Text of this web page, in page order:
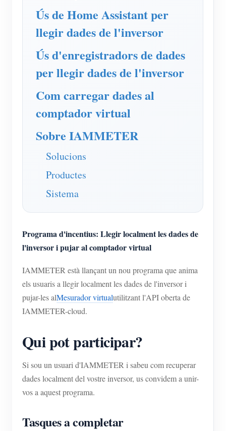
Aplicacions
Monitor de consum d'electricitat
Sistema de control de calefacció fotovoltaica
Domòtica
Monitorització energètica de fàbrica
Contacte
Sobre nosaltres
Ús de Home Assistant per
llegir dades de l'inversor
Ús d'enregistradors de dades
per llegir dades de l'inversor
Com carregar dades al
comptador virtual
Sobre IAMMETER
Solucions
Productes
Sistema
Programa d'incentius: Llegir localment les dades de
l'inversor i pujar al comptador virtual
IAMMETER està llançant un nou programa que anima
els usuaris a llegir localment les dades de l'inversor i
pujar-les alMesurador virtualutilitzant l'API oberta de
IAMMETER-cloud.
Qui pot participar?
Si sou un usuari d'IAMMETER i sabeu com recuperar
dades localment del vostre inversor, us convidem a unir-
vos a aquest programa.
Tasques a completar